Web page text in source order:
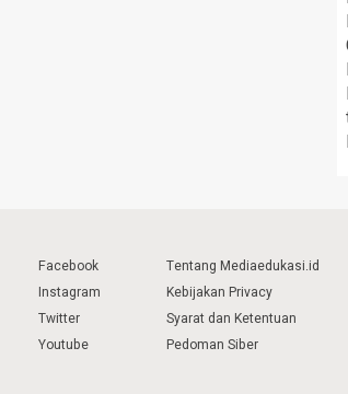
Facebook
Instagram
Twitter
Youtube
Tentang Mediaedukasi.id
Kebijakan Privacy
Syarat dan Ketentuan
Pedoman Siber